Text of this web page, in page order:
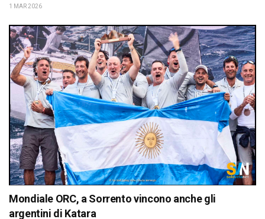
1 MAR 2026
Mondiale ORC, a Sorrento vincono anche gli
argentini di Katara